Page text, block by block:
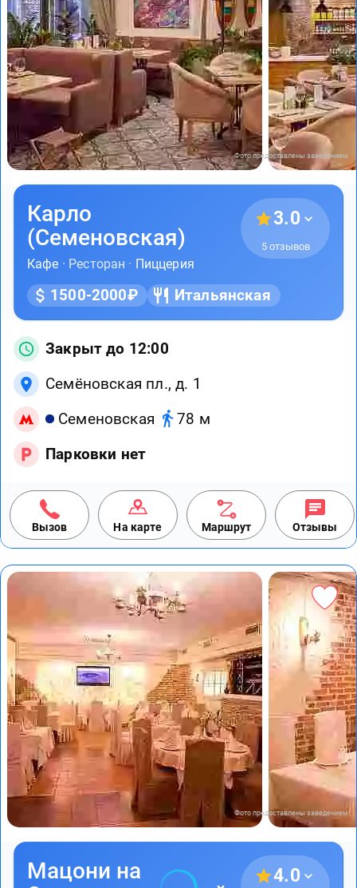
Фото предоставлены заведением
Карло
(Семеновская)
Кафе · Ресторан · Пиццерия
3.0
5 отзывов
1500-2000₽ Итальянская
Закрыт до 12:00
Семёновская пл., д. 1
Семеновская
78 м
Парковки нет
Вызов На карте Маршрут Отзывы
Фото предоставлены заведением
Мацони на
4.0